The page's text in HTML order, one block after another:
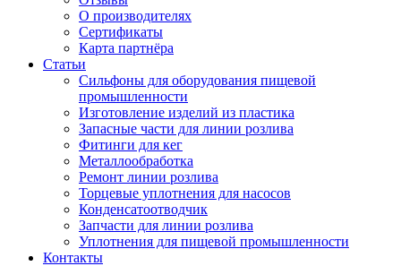
О производителях
Сертификаты
Карта партнёра
Статьи
Сильфоны для оборудования пищевой
промышленности
Изготовление изделий из пластика
Запасные части для линии розлива
Фитинги для кег
Металлообработка
Ремонт линии розлива
Торцевые уплотнения для насосов
Конденсатоотводчик
Запчасти для линии розлива
Уплотнения для пищевой промышленности
Контакты